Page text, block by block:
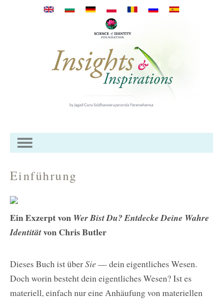
Direkt zum Inhalt
Einführung
Ein Exzerpt von Wer Bist Du? Entdecke Deine Wahre
Identitätvon Chris Butler
Dieses Buch ist überSie— dein eigentliches Wesen.
Doch worin besteht dein eigentliches Wesen? Ist es
materiell, einfach nur eine Anhäufung von materiellen